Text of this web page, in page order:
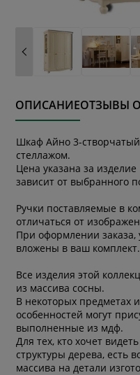
ОПИСАНИЕОТЗЫВЫ
Шкаф Айно 3-
стеллажом.
Цена указана за
зависит от выбранного
Ручки поставляемые в
отличаться от
При оформлении заказа,
вложены в ваш комплект.
Все изделия этой
из массива сосны.
В некоторых предметах
особенностей могут
выполненные из мдф.
Для тех, кто хочет
структуры дерева, есть
массива на детали